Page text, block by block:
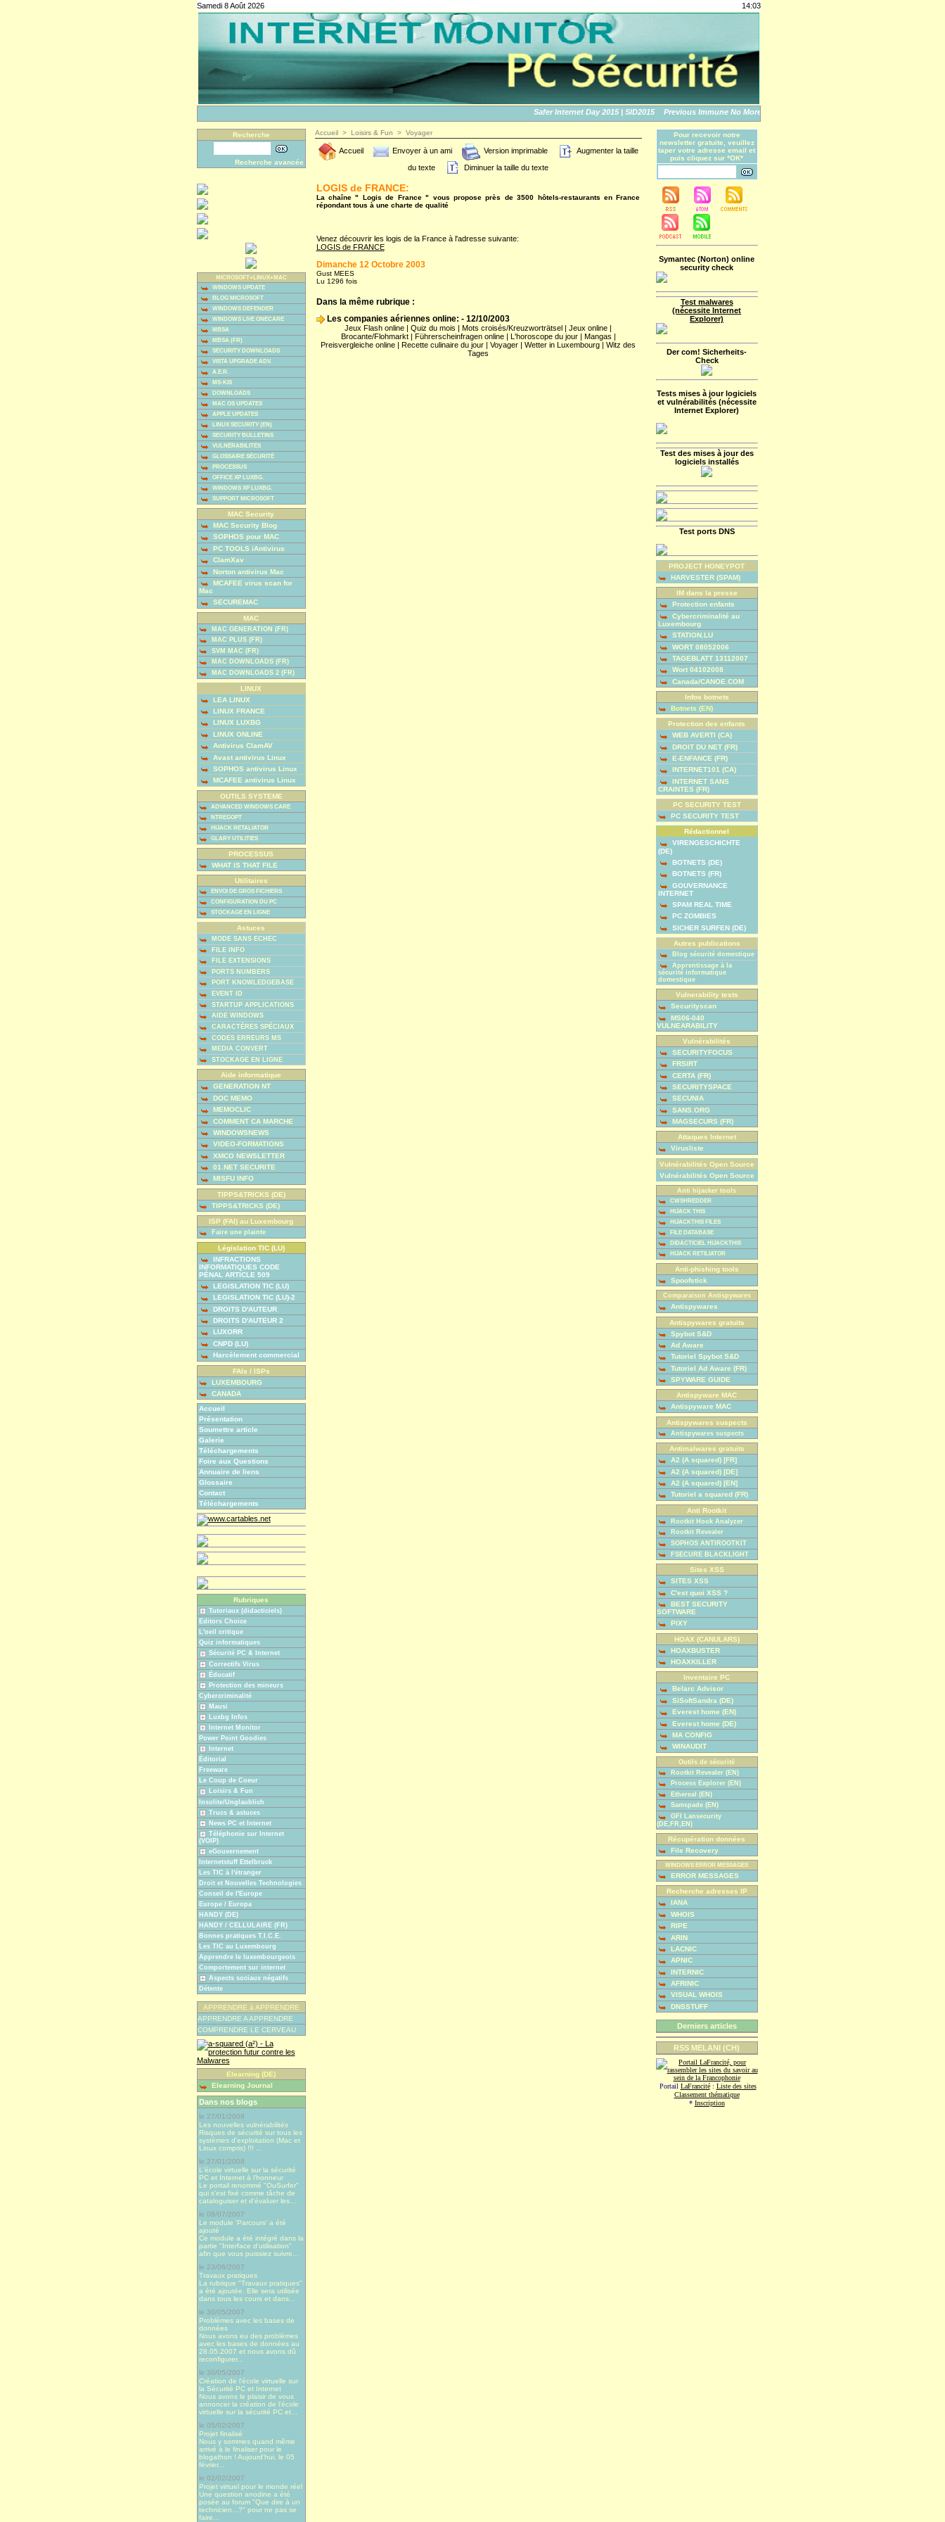
Samedi 8 Août 2026 14:03
Safer Internet Day 2015 | SID2015 Previous Immune No More: An Apple Story
Recherche
Recherche avancée
MICROSOFT+LINUX+MAC
WINDOWS UPDATE
BLOG MICROSOFT
WINDOWS DEFENDER
WINDOWS LIVE ONECARE
MBSA
MBSA (FR)
SECURITY DOWNLOADS
VISTA UPGRADE ADV.
A.E.R.
MS-KIS
DOWNLOADS
MAC OS UPDATES
APPLE UPDATES
LINUX SECURITY (EN)
SECURITY BULLETINS
VULNÉRABILITÉS
GLOSSAIRE SÉCURITÉ
PROCESSUS
OFFICE XP LUXBG.
WINDOWS XP LUXBG.
SUPPORT MICROSOFT
MAC Security
MAC Security Blog
SOPHOS pour MAC
PC TOOLS iAntivirus
ClamXav
Norton antivirus Mac
MCAFEE virus scan for
Mac
SECUREMAC
MAC
MAC GENERATION (FR)
MAC PLUS (FR)
SVM MAC (FR)
MAC DOWNLOADS (FR)
MAC DOWNLOADS 2 (FR)
LINUX
LEA LINUX
LINUX FRANCE
LINUX LUXBG
LINUX ONLINE
Antivirus ClamAV
Avast antivirus Linux
SOPHOS antivirus Linux
MCAFEE antivirus Linux
OUTILS SYSTEME
ADVANCED WINDOWS CARE
NTREGOPT
HIJACK RETALIATOR
GLARY UTILITIES
PROCESSUS
WHAT IS THAT FILE
Utilitaires
ENVOI DE GROS FICHIERS
CONFIGURATION DU PC
STOCKAGE EN LIGNE
Astuces
MODE SANS ECHEC
FILE INFO
FILE EXTENSIONS
PORTS NUMBERS
PORT KNOWLEDGEBASE
EVENT ID
STARTUP APPLICATIONS
AIDE WINDOWS
CARACTÈRES SPÉCIAUX
CODES ERREURS MS
MEDIA CONVERT
STOCKAGE EN LIGNE
Aide informatique
GENERATION NT
DOC MEMO
MEMOCLIC
COMMENT CA MARCHE
WINDOWSNEWS
VIDEO-FORMATIONS
XMCO NEWSLETTER
01.NET SECURITE
MISFU INFO
TIPPS&TRICKS (DE)
TIPPS&TRICKS (DE)
ISP (FAI) au Luxembourg
Faire une plainte
Législation TIC (LU)
INFRACTIONS
INFORMATIQUES CODE
PÉNAL ARTICLE 509
LEGISLATION TIC (LU)
LEGISLATION TIC (LU)-2
DROITS D'AUTEUR
DROITS D'AUTEUR 2
LUXORR
CNPD (LU)
Harcèlement commercial
FAIs / ISPs
LUXEMBOURG
CANADA
Accueil
Présentation
Soumettre article
Galerie
Téléchargements
Foire aux Questions
Annuaire de liens
Glossaire
Contact
Téléchargements
Rubriques
Tutoriaux (didacticiels)
Editors Choice
L'oeil critique
Quiz informatiques
Sécurité PC & Internet
Correctifs Virus
Éducatif
Protection des mineurs
Cybercriminalité
Mausi
Luxbg Infos
Internet Monitor
Power Point Goodies
Internet
Éditorial
Freeware
Le Coup de Coeur
Loisirs & Fun
Insolite/Unglaublich
Trucs & astuces
News PC et Internet
Téléphonie sur Internet
(VOIP)
eGouvernement
Internetstuff Ettelbruck
Les TIC à l'étranger
Droit et Nouvelles Technologies
Conseil de l'Europe
Europe / Europa
HANDY (DE)
HANDY / CELLULAIRE (FR)
Bonnes pratiques T.I.C.E.
Les TIC au Luxembourg
Apprendre le luxembourgeois
Comportement sur internet
Aspects sociaux négatifs
Détente
APPRENDRE à APPRENDRE
APPRENDRE A APPRENDRE
COMPRENDRE LE CERVEAU
Elearning (DE)
Elearning Journal
Dans nos blogs
le 27/01/2008
Les nouvelles vulnérabilités
Risques de sécurité sur tous les
systèmes d'exploitation (Mac et
Linux compris) !!! ...
le 27/01/2008
L'école virtuelle sur la sécurité
PC et Internet à l'honneur
Le portail renommé "OuSurfer"
qui s'est fixé comme tâche de
cataloguiser et d'évaluer les...
le 08/07/2007
Le module 'Parcours' a été
ajouté
Ce module a été intégré dans la
partie "Interface d'utilisation"
afin que vous puissiez suivre...
le 23/06/2007
Travaux pratiques
La rubrique "Travaux pratiques"
a été ajoutée. Elle sera utilisée
dans tous les cours et dans...
le 30/05/2007
Problèmes avec les bases de
données
Nous avons eu des problèmes
avec les bases de données au
28.05.2007 et nous avons dû
reconfigurer...
le 30/05/2007
Création de l'école virtuelle sur
la Sécurité PC et Internet
Nous avons le plaisir de vous
annoncer la création de l'école
virtuelle sur la sécurité PC et...
le 05/02/2007
Projet finalisé
Nous y sommes quand même
arrivé à le finaliser pour le
blogathon ! Aujourd’hui, le 05
février...
le 02/02/2007
Projet virtuel pour le monde réel
Une question anodine a été
posée au forum "Que dire à un
technicien...?" pour ne pas se
faire...
Accueil > Loisirs & Fun > Voyager
Accueil Envoyer à un ami Version imprimable
Augmenter la taille
du texte
Diminuer la taille du texte
LOGIS de FRANCE:
La chaîne " Logis de France " vous propose près de 3500 hôtels-restaurants en France
répondant tous à une charte de qualité
Venez découvrir les logis de la France à l'adresse suivante:
LOGIS de FRANCE
Dimanche 12 Octobre 2003
Gust MEES
Lu 1296 fois
Dans la même rubrique :
Les companies aériennes online: - 12/10/2003
Jeux Flash online | Quiz du mois | Mots croisés/Kreuzworträtsel | Jeux online |
Brocante/Flohmarkt | Führerscheinfragen online | L'horoscope du jour | Mangas |
Preisvergleiche online | Recette culinaire du jour | Voyager | Wetter in Luxembourg | Witz des
Tages
Pour recevoir notre
newsletter gratuite, veuillez
taper votre adresse email et
puis cliquez sur *OK*
Symantec (Norton) online
security check
Test malwares
(nécessite Internet
Explorer)
Der com! Sicherheits-
Check
Tests mises à jour logiciels
et vulnérabilités (nécessite
Internet Explorer)
Test des mises à jour des
logiciels installés
Test ports DNS
PROJECT HONEYPOT
HARVESTER (SPAM)
IM dans la presse
Protection enfants
Cybercriminalité au
Luxembourg
STATION.LU
WORT 08052006
TAGEBLATT 13112007
Wort 04102008
Canada/CANOE.COM
Infos botnets
Botnets (EN)
Protection des enfants
WEB AVERTI (CA)
DROIT DU NET (FR)
E-ENFANCE (FR)
INTERNET101 (CA)
INTERNET SANS
CRAINTES (FR)
PC SECURITY TEST
PC SECURITY TEST
Rédactionnel
VIRENGESCHICHTE
(DE)
BOTNETS (DE)
BOTNETS (FR)
GOUVERNANCE
INTERNET
SPAM REAL TIME
PC ZOMBIES
SICHER SURFEN (DE)
Autres publications
Blog sécurité domestique
Apprentissage à la
sécurité informatique
domestique
Vulnerability tests
Securityscan
MS06-040
VULNEARABILITY
Vulnérabilités
SECURITYFOCUS
FRSIRT
CERTA (FR)
SECURITYSPACE
SECUNIA
SANS.ORG
MAGSECURS (FR)
Attaques Internet
Virusliste
Vulnérabilités Open Source
Vulnérabilités Open Source
Anti hijacker tools
CWSHREDDER
HIJACK THIS
HIJACKTHIS FILES
FILE DATABASE
DIDACTICIEL HIJACKTHIS
HIJACK RETILIATOR
Anti-phishing tools
Spoofstick
Comparaison Antispywares
Antispywares
Antispywares gratuits
Spybot S&D
Ad Aware
Tutoriel Spybot S&D
Tutoriel Ad Aware (FR)
SPYWARE GUIDE
Antispyware MAC
Antispyware MAC
Antispywares suspects
Antispywares suspects
Antimalwares gratuits
A2 (A squared) [FR]
A2 (A squared) [DE]
A2 (A squared) [EN]
Tutoriel a squared (FR)
Anti Rootkit
Rootkit Hook Analyzer
Rootkit Revealer
SOPHOS ANTIROOTKIT
FSECURE BLACKLIGHT
Sites XSS
SITES XSS
C'est quoi XSS ?
BEST SECURITY
SOFTWARE
PIXY
HOAX (CANULARS)
HOAXBUSTER
HOAXKILLER
Inventaire PC
Belarc Advisor
SiSoftSandra (DE)
Everest home (EN)
Everest home (DE)
MA CONFIG
WINAUDIT
Outils de sécurité
Rootkit Revealer (EN)
Process Explorer (EN)
Ethereal (EN)
Samspade (EN)
GFI Lansecurity
(DE,FR,EN)
Récupération données
File Recovery
WINDOWS ERROR MESSAGES
ERROR MESSAGES
Recherche adresses IP
IANA
WHOIS
RIPE
ARIN
LACNIC
APNIC
INTERNIC
AFRINIC
VISUAL WHOIS
DNSSTUFF
Derniers articles
RSS MELANI (CH)
Portail LaFrancité: Liste des sites
Classement thématique
* Inscription